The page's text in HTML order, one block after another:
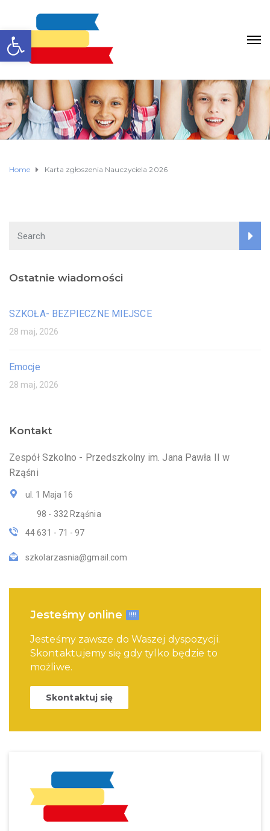
Otwórz pasek narzędzi
Home Karta zgłoszenia Nauczyciela 2026
Ostatnie wiadomości
SZKOŁA- BEZPIECZNE MIEJSCE
28 maj, 2026
Emocje
28 maj, 2026
Kontakt
Zespół Szkolno - Przedszkolny im. Jana Pawła II w
Rząśni
ul. 1 Maja 16
98 - 332 Rząśnia
44 631 - 71 - 97
szkolarzasnia@gmail.com
Jesteśmy online !!!!
Jesteśmy zawsze do Waszej dyspozycji.
Skontaktujemy się gdy tylko będzie to
możliwe.
Skontaktuj się